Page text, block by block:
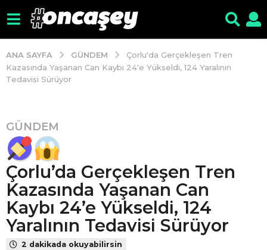
ANA SAYFA GÜNDEM
Çorlu'da Gerçekleşen Tren
Kazasında Yaşanan Can Kaybı 24'e Yükseldi, 124 Yaralının
Tedavisi Sürüyor
8
y
ı
l
ö
n
c
e
8
GÜNDEM
Çorlu’da Gerçekleşen Tren
Kazasında Yaşanan Can
Kaybı 24’e Yükseldi, 124
Yaralının Tedavisi Sürüyor
2 dakikada okuyabilirsin